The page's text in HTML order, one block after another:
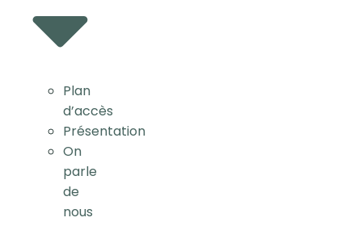
Plan
d’accès
Présentation
On
parle
de
nous